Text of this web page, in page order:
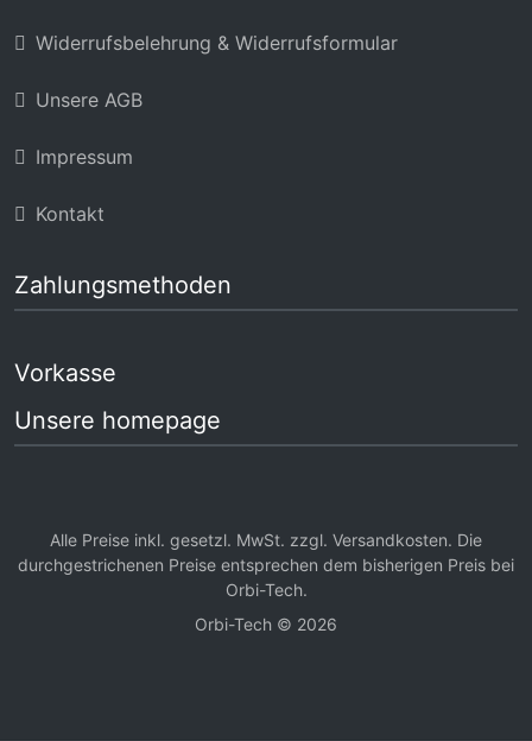
Widerrufsbelehrung & Widerrufsformular
Unsere AGB
Impressum
Kontakt
Zahlungsmethoden
Vorkasse
Unsere homepage
Alle Preise inkl. gesetzl. MwSt. zzgl. Versandkosten. Die
durchgestrichenen Preise entsprechen dem bisherigen Preis bei
Orbi-Tech.
Orbi-Tech © 2026